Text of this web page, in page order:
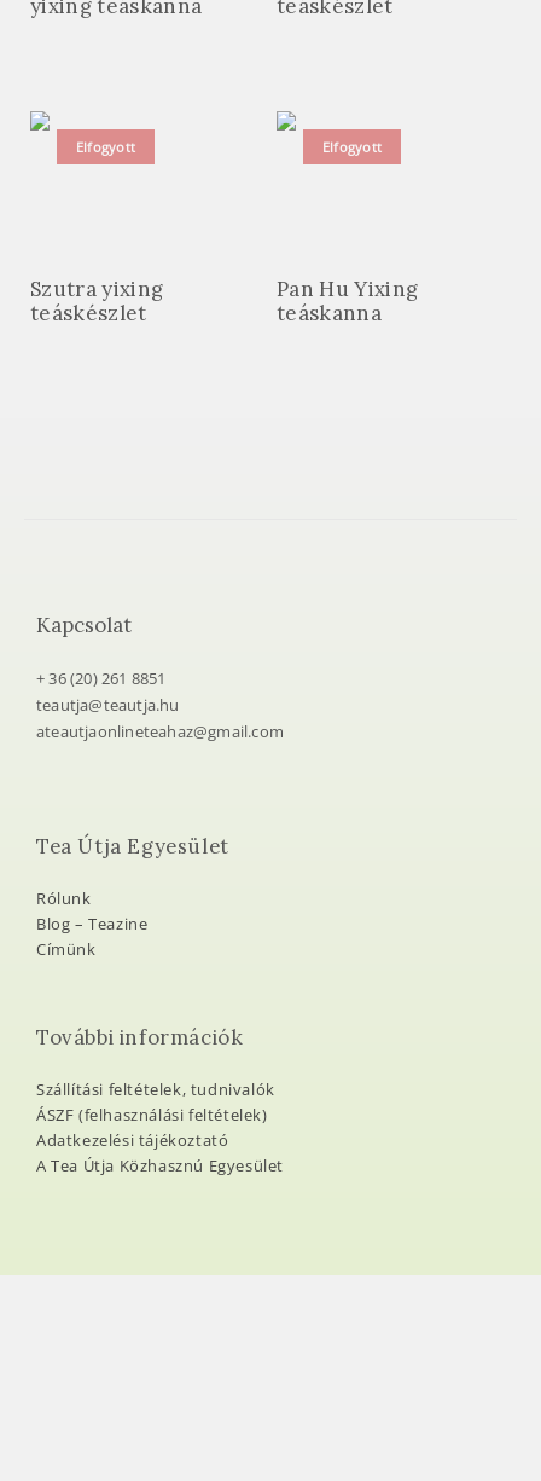
yixing teáskanna
teáskészlet
Elfogyott
Szutra yixing
teáskészlet
Elfogyott
Pan Hu Yixing
teáskanna
Kapcsolat
+ 36 (20) 261 8851
teautja@teautja.hu
ateautjaonlineteahaz@gmail.com
Tea Útja Egyesület
Rólunk
Blog – Teazine
Címünk
További információk
Szállítási feltételek, tudnivalók
ÁSZF (felhasználási feltételek)
Adatkezelési tájékoztató
A Tea Útja Közhasznú Egyesület